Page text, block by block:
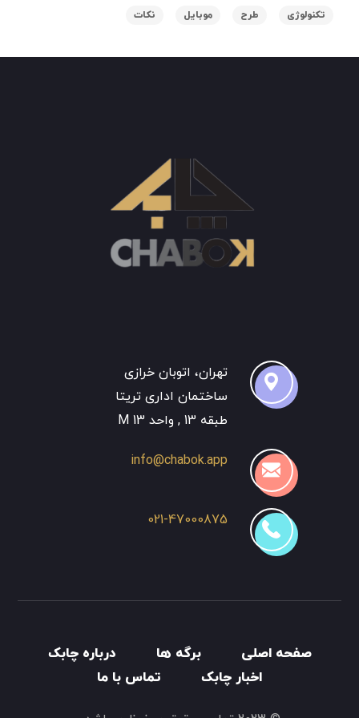
تکنولوژی طرح موبایل نکات
تهران، اتوبان خرازی
ساختمان اداری تریتا
طبقه 13 , واحد 13 M
info@chabok.app
021-47000875
صفحه اصلی برگه ها
درباره چابک
اخبار چابک
تماس با ما